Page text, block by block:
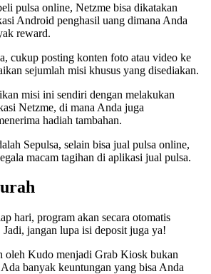
pulsa online, Netzme bisa dikatakan
Android penghasil uang dimana Anda
reward.
cukup posting konten foto atau video ke
sejumlah misi khusus yang disediakan.
misi ini sendiri dengan melakukan
Netzme, di mana Anda juga
hadiah tambahan.
Sepulsa, selain bisa jual pulsa online,
macam tagihan di aplikasi jual pulsa.
hari, program akan secara otomatis
jangan lupa isi deposit juga ya!
oleh Kudo menjadi Grab Kiosk bukan
banyak keuntungan yang bisa Anda